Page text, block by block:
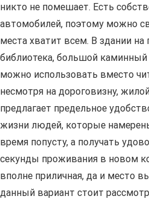
никто не помешает. Есть
автомобилей, поэтому можно
места хватит всем. В здании
библиотека, большой
можно использовать вместо
несмотря на дороговизну,
предлагает предельное
жизни людей, которые
время попусту, а получать
секунды проживания в новом
вполне приличная, да и место
данный вариант стоит